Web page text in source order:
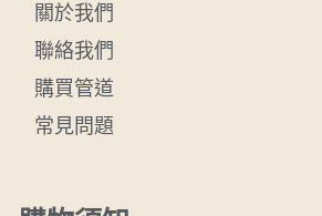
關於我們
聯絡我們
購買管道
常見問題